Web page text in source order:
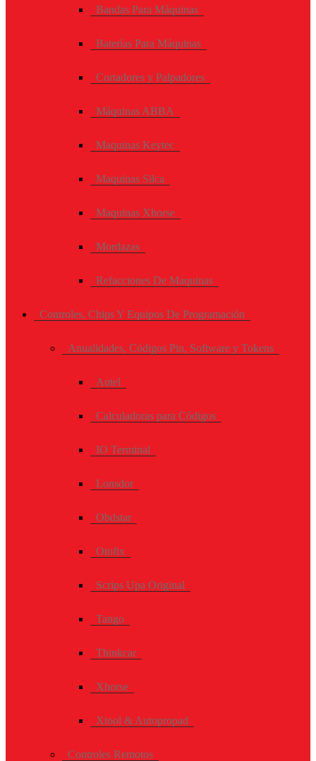
Bandas Para Máquinas
Baterías Para Máquinas
Cortadores y Palpadores
Máquinas ABBA
Maquinas Keytec
Maquinas Silca
Maquinas Xhorse
Mordazas
Refacciones De Maquinas
Controles, Chips Y Equipos De Programación
Anualidades, Códigos Pin, Software y Tokens
Autel
Calculadoras para Códigos
IO Terminal
Lonsdor
Obdstar
Otofix
Scrips Upa Original
Tango
Thinkcar
Xhorse
Xtool & Autopropad
Controles Remotos